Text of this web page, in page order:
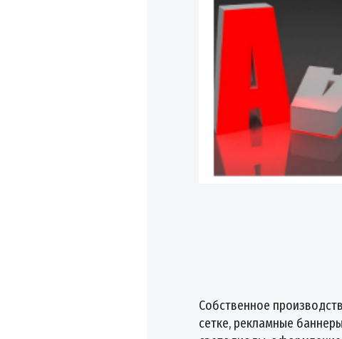
Собственное
сетке, рекламные